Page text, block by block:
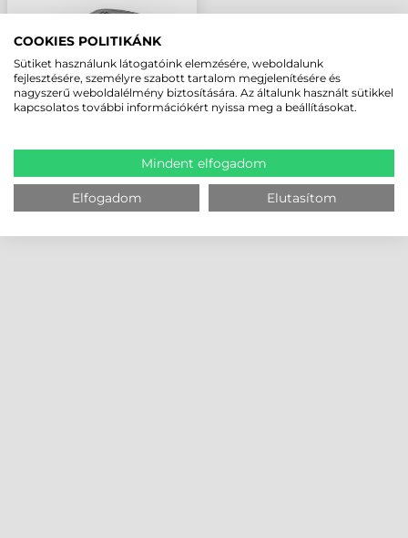
COOKIES POLITIKÁNK
Sütiket használunk látogatóink elemzésére, weboldalunk
fejlesztésére, személyre szabott tartalom megjelenítésére és
nagyszerű weboldalélmény biztosítására. Az általunk használt sütikkel
kapcsolatos további információkért nyissa meg a beállításokat.
Mindent elfogadom
Elfogadom Elutasítom